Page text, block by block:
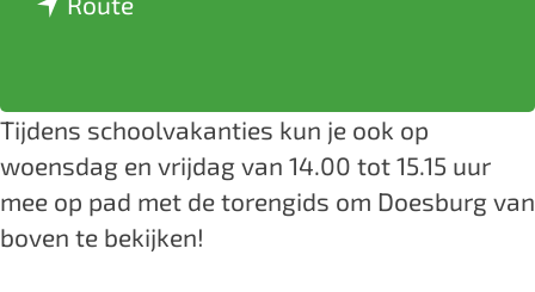
o
r
e
n
b
r
T
o
r
e
Tijdens schoolvakanties kun je ook op
woensdag en vrijdag van 14.00 tot 15.15 uur
mee op pad met de torengids om Doesburg van
boven te bekijken!